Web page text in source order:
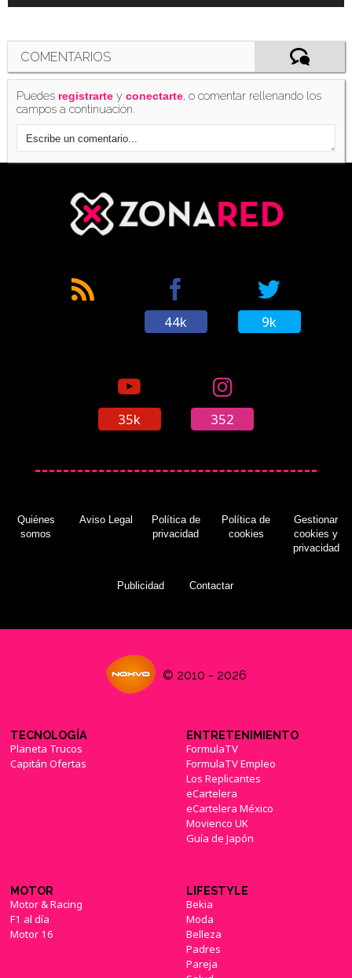
COMENTARIOS
Puedes registrarte yconectarte, o comentar rellenando los
campos a continuación.
44k 9k
35k 352
Quiénes
somos
Aviso Legal
Política de
privacidad
Política de
cookies
Gestionar
cookies y
privacidad
Publicidad Contactar
© 2010 - 2026
TECNOLOGÍA
Planeta Trucos
Capitán Ofertas
ENTRETENIMIENTO
FormulaTV
FormulaTV Empleo
Los Replicantes
eCartelera
eCartelera México
Movienco UK
Guía de Japón
MOTOR
Motor & Racing
F1 al día
Motor 16
LIFESTYLE
Bekia
Moda
Belleza
Padres
Pareja